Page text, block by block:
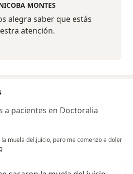
MONTES
alegra saber que estás
atención.
a pacientes en Doctoralia
muela del.juicio, pero me comenzo a doler